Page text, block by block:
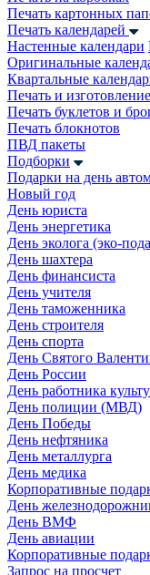
Печать картонных
Печать календарей
Настенные календари
Оригинальные
Квартальные
Печать и
Печать буклетов и
Печать блокнотов
ПВД пакеты
Подборки
Подарки на день
Новый год
День юриста
День энергетика
День эколога (эко-
День шахтера
День финансиста
День учителя
День таможенника
День строителя
День спорта
День Святого
День России
День работника
День полиции (МВД)
День Победы
День нефтяника
День металлурга
День медика
Корпоративные
День
День ВМФ
День авиации
Корпоративные
Запрос на просчет